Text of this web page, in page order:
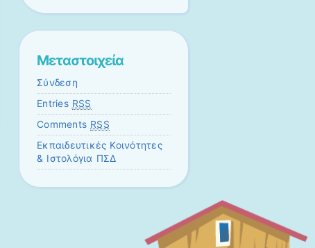
Μεταστοιχεία
Σύνδεση
Entries RSS
Comments RSS
Εκπαιδευτικές Κοινότητες
& Ιστολόγια ΠΣΔ